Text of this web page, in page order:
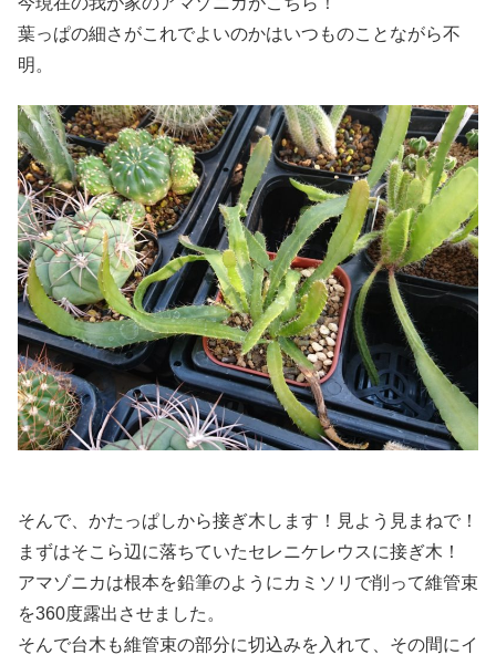
葉っぱの細さがこれでよいのかはいつものことながら不
明。
そんで、かたっぱしから接ぎ木します！見よう見まねで！
まずはそこら辺に落ちていたセレニケレウスに接ぎ木！
アマゾニカは根本を鉛筆のようにカミソリで削って維管束
を360度露出させました。
そんで台木も維管束の部分に切込みを入れて、その間にイ